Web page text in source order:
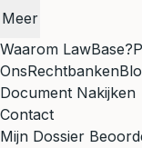
Meer
Waarom LawBase?
OnsRechtbanken
Document Nakijken
Contact
Mijn Dossier